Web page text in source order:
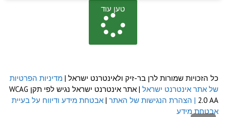
טען עוד
כל הזכויות שמורות לרן בר-זיק ולאינטרנט ישראל | מדיניות הפרטיות
של אתר אינטרנט ישראל
| אתר אינטרנט ישראל נגיש לפי תקן WCAG
2.0 AA | הצהרת הנגישות של האתר | אבטחת מידע ודיווח על בעיית
אבטחת מידע